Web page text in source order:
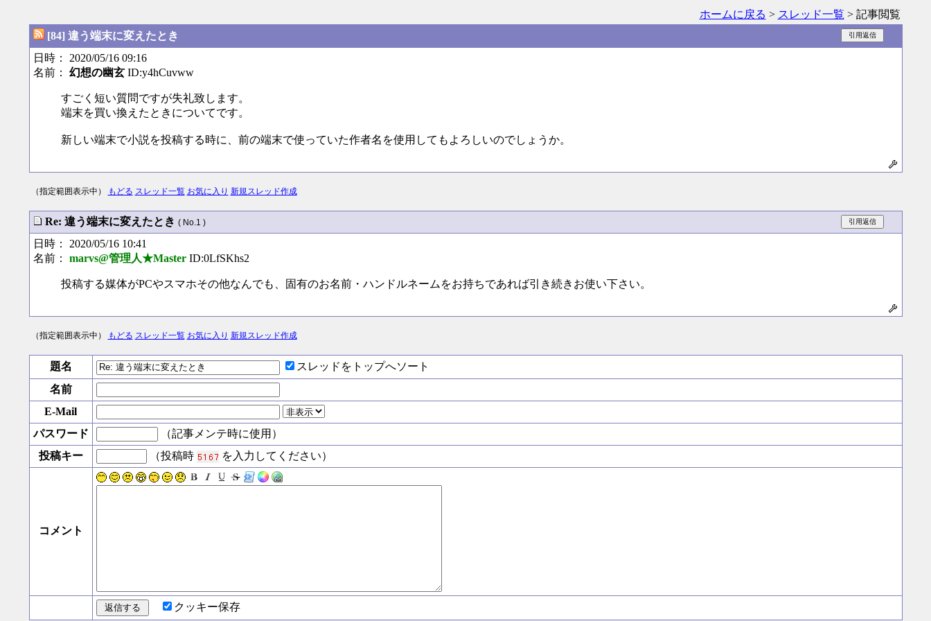
ホームに戻る > スレッド一覧 > 記事閲覧
[84] 違う端末に変えたとき
日時： 2020/05/16 09:16
名前： 幻想の幽玄ID:y4hCuvww
すごく短い質問ですが失礼致します。
端末を買い換えたときについてです。
新しい端末で小説を投稿する時に、前の端末で使っていた作者名を使用してもよろしいのでしょうか。
（指定範囲表示中） もどる スレッド一覧 お気に入り 新規スレッド作成
Re: 違う端末に変えたとき ( No.1 )
日時： 2020/05/16 10:41
名前： marvs@管理人★MasterID:0LfSKhs2
投稿する媒体がPCやスマホその他なんでも、固有のお名前・ハンドルネームをお持ちであれば引き続きお使い下さい。
（指定範囲表示中） もどる スレッド一覧 お気に入り 新規スレッド作成
題名
スレッドをトップへソート
名前
E-Mail
パスワード
（記事メンテ時に使用）
投稿キー
（投稿時 を入力してください）
コメント
クッキー保存